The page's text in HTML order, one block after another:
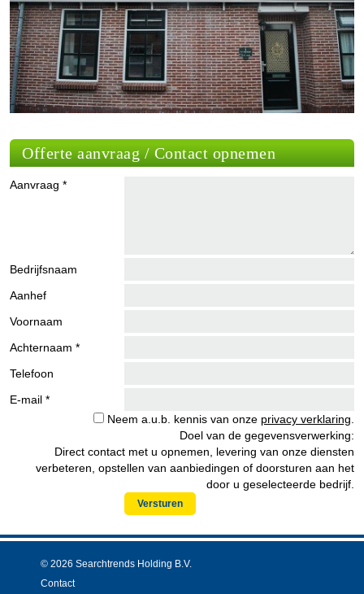
Offerte aanvraag / Contact opnemen
Aanvraag *
Bedrijfsnaam
Aanhef
Voornaam
Achternaam *
Telefoon
E-mail *
Neem a.u.b. kennis van onze privacy verklaring
Doel van de gegevensverwerking:
Direct contact met u opnemen, levering van onze diensten
verbeteren, opstellen van aanbiedingen of doorsturen aan het
door u geselecteerde bedrijf.
Versturen
© 2026 Searchtrends Holding B.V.
Contact